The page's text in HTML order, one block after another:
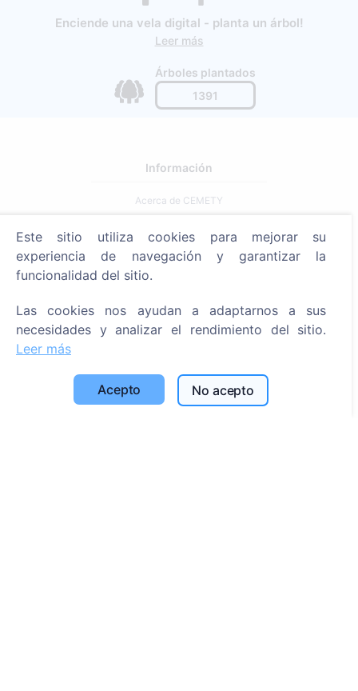
Enciende una vela digital - planta un árbol!
Leer más
Árboles plantados
1391
Información
Acerca de CEMETY
Blog
Lista de municipios y usuarios
Política de privacidad
Política de pagos
Búsqueda
Este sitio utiliza cookies para mejorar su
experiencia de navegación y garantizar la
funcionalidad del sitio.
Las cookies nos ayudan a adaptarnos a sus
necesidades y analizar el rendimiento del sitio.
Leer más
Acepto No acepto